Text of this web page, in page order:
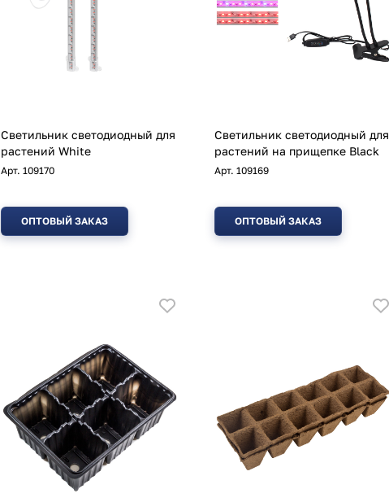
Светильник светодиодный для
растений White
Арт. 109170
ОПТОВЫЙ ЗАКАЗ
Светильник светодиодный для
растений на прищепке Black
Арт. 109169
ОПТОВЫЙ ЗАКАЗ